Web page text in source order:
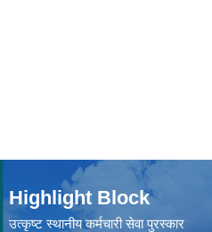
Highlight Block
उत्‍कृष्ट स्थानीय कर्मचारी सेवा पुरस्कार